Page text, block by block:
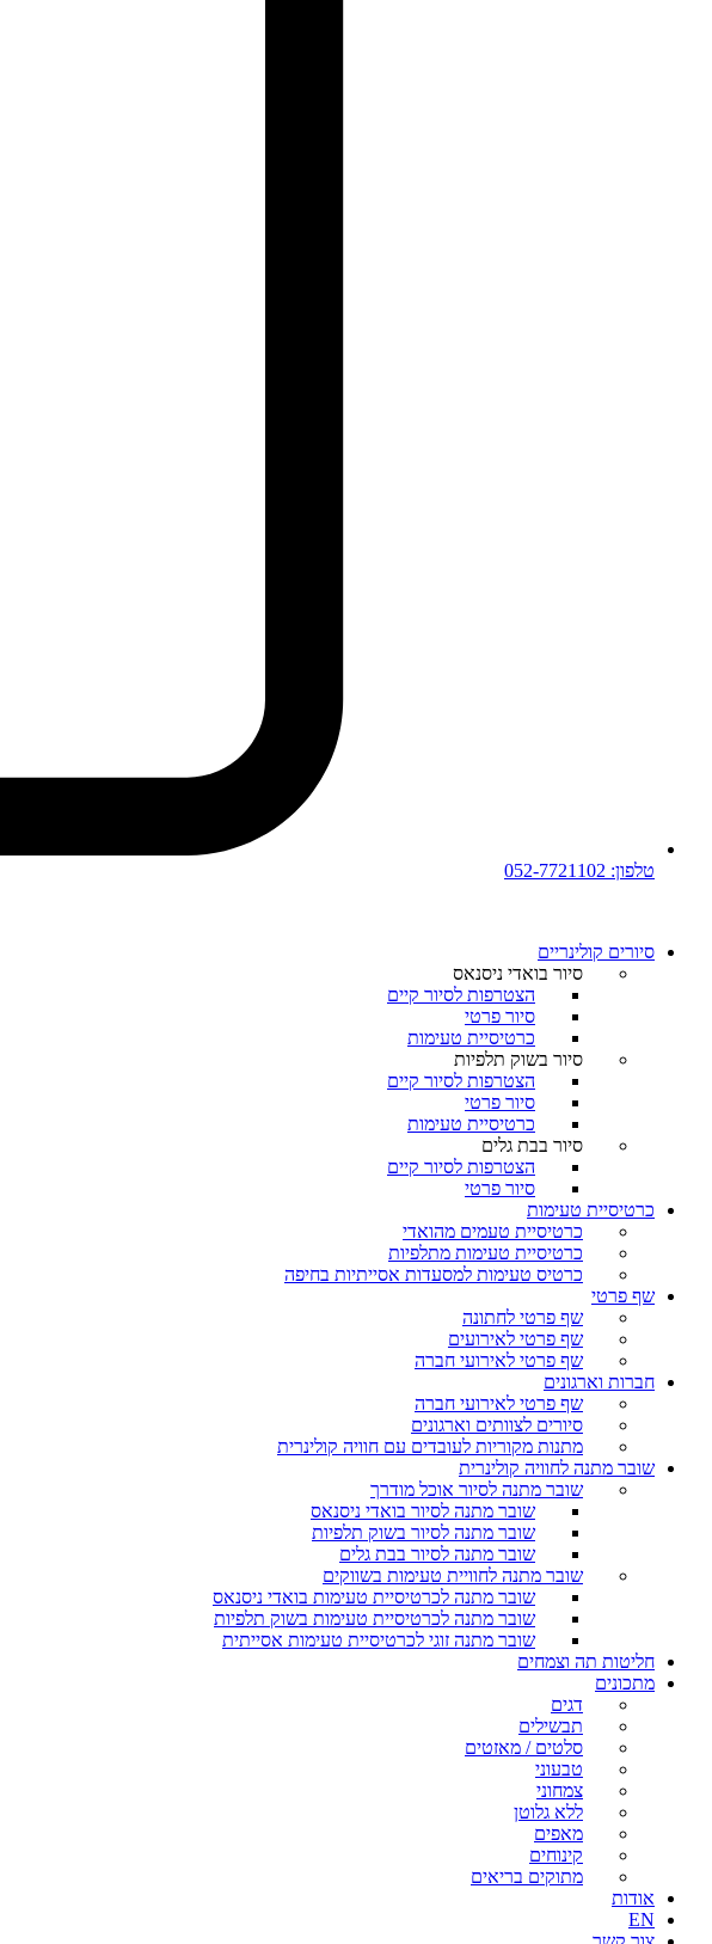
טלפון: 052-7721102
סיורים קולינריים​
סיור בואדי ניסנאס
הצטרפות לסיור קיים
סיור פרטי
כרטיסיית טעימות
סיור בשוק תלפיות
הצטרפות לסיור קיים
סיור פרטי
כרטיסיית טעימות
סיור בבת גלים
הצטרפות לסיור קיים
סיור פרטי
כרטיסיית טעימות
כרטיסיית טעמים מהואדי
כרטיסיית טעימות מתלפיות
כרטיס טעימות למסעדות אסייתיות בחיפה
שף פרטי
שף פרטי לחתונה
שף פרטי לאירועים
שף פרטי לאירועי חברה
חברות וארגונים
שף פרטי לאירועי חברה
סיורים לצוותים וארגונים
מתנות מקוריות לעובדים עם חוויה קולינרית
שובר מתנה לחוויה קולינרית
שובר מתנה לסיור אוכל מודרך
שובר מתנה לסיור בואדי ניסנאס
שובר מתנה לסיור בשוק תלפיות
שובר מתנה לסיור בבת גלים
שובר מתנה לחוויית טעימות בשווקים
שובר מתנה לכרטיסיית טעימות בואדי ניסנאס
שובר מתנה לכרטיסיית טעימות בשוק תלפיות
שובר מתנה זוגי לכרטיסיית טעימות אסייתית
חליטות תה וצמחים
מתכונים
דגים
תבשילים
סלטים / מאזטים
טבעוני
צמחוני
ללא גלוטן
מאפים
קינוחים
מתוקים בריאים
אודות
EN